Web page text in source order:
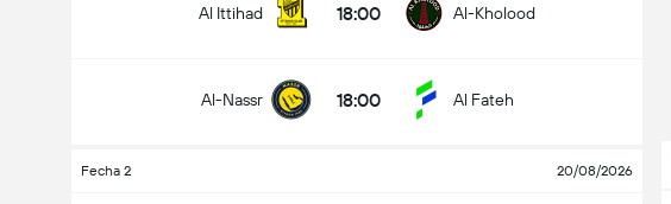
Al Ittihad 18:00 Al-Kholood
Al-Nassr 18:00 Al Fateh
Fecha 2 20/08/2026